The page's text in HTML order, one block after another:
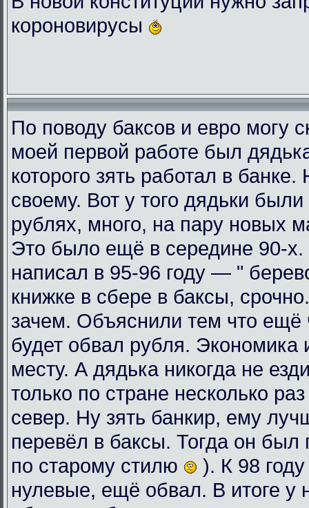
короновирусы
По поводу баксов и евро могу
моей первой работе был
которого зять работал в
своему. Вот у того дядьки
рублях, много, на пару новых
Это было ещё в середине 90-х.
написал в 95-96 году — "
книжке в сбере в баксы,
зачем. Объяснили тем что ещё
будет обвал рубля. Экономика
месту. А дядька никогда не
только по стране несколько
север. Ну зять банкир, ему
перевёл в баксы. Тогда он был
по старому стилю
). К 98
нулевые, ещё обвал. В итоге у